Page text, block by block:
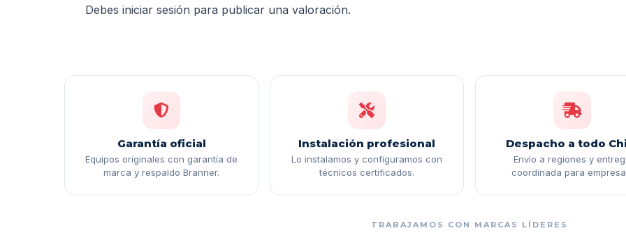
Debes iniciar sesión para publicar una valoración.
Garantía oficial
Equipos originales con garantía de
marca y respaldo Branner.
Instalación profesional
Lo instalamos y configuramos con
técnicos certificados.
Despacho a todo
Envío a regiones y
coordinada para
TRABAJAMOS CON MARCAS LÍDERES